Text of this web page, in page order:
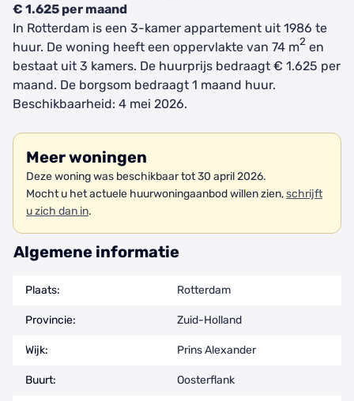
€ 1.625 per maand
In Rotterdam is een 3-kamer appartement uit 1986 te
huur. De woning heeft een oppervlakte van 74 m2 en
bestaat uit 3 kamers. De huurprijs bedraagt € 1.625 per
maand. De borgsom bedraagt 1 maand huur.
Beschikbaarheid: 4 mei 2026.
Meer woningen
Deze woning was beschikbaar tot 30 april 2026.
Mocht u het actuele huurwoningaanbod willen zien,schrijft
u zich dan in.
Algemene informatie
Plaats: Rotterdam
Provincie: Zuid-Holland
Wijk: Prins Alexander
Buurt: Oosterflank